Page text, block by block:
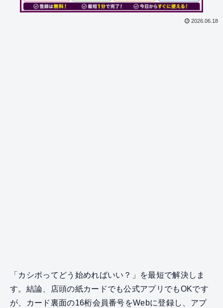
2026.06.18
「カシポってどう始めればいい？」を最短で解決しま
す。結論、店頭の紙カードでも公式アプリでもOKです
が、カード裏面の16桁会員番号をWebに登録し、アプ